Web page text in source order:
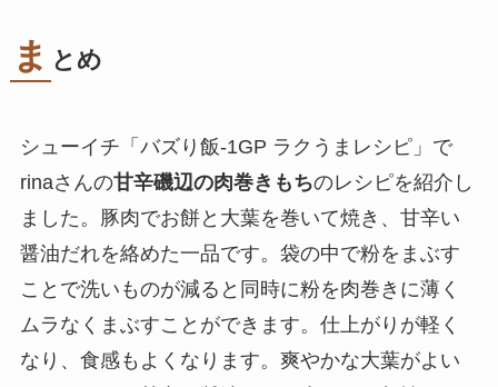
ま とめ
シューイチ「バズり飯-1GP ラクうまレシピ」で
rinaさんの甘辛磯辺の肉巻きもちのレシピを紹介し
ました。豚肉でお餅と大葉を巻いて焼き、甘辛い
醤油だれを絡めた一品です。袋の中で粉をまぶす
ことで洗いものが減ると同時に粉を肉巻きに薄く
ムラなくまぶすことができます。仕上がりが軽く
なり、食感もよくなります。爽やかな大葉がよい